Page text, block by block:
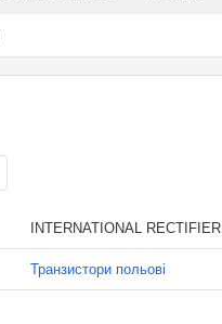
INTERNATIONAL RECTIFIER
Транзистори польові